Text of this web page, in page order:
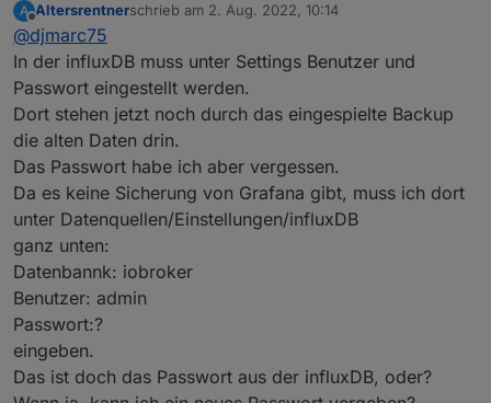
mir
Quatsch.
Aber jetzt zum Thema. Welche influxdb hast Du
denn nun installiert ? DIe 1er oder 2er?
Und welche hattest Du vorher ?
A
Offline
Altersrentnerschrieb am 2. Aug. 2022, 10:14
zuletzt editiert von
@djmarc75
In der influxDB muss unter Settings Benutzer und
Passwort eingestellt werden.
Dort stehen jetzt noch durch das eingespielte Backup
die alten Daten drin.
Das Passwort habe ich aber vergessen.
Da es keine Sicherung von Grafana gibt, muss ich dort
unter Datenquellen/Einstellungen/influxDB
ganz unten:
Datenbannk: iobroker
Benutzer: admin
Passwort:?
eingeben.
Das ist doch das Passwort aus der influxDB, oder?